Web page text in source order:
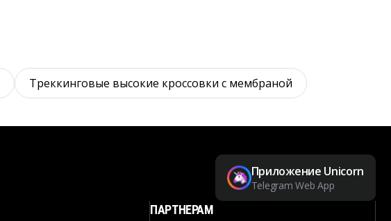
Треккинговые высокие кроссовки с мембраной
Приложение Unicorn
Telegram Web App
ПАРТНЕРАМ